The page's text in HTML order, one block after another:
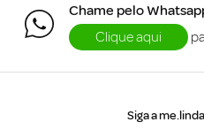
Chame pelo
Clique aqui
Siga a